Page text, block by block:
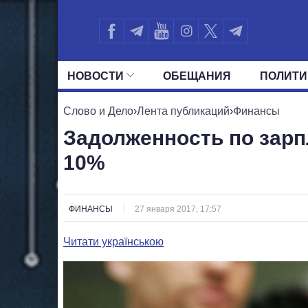
НОВОСТИ ОБЕЩАНИЯ
ВСЕ ПОЛИТИКИ ПРЕЗИДЕНТ И
Слово и Дело›Лента публикаций›Финансы
Задолженность по
10%
ФИНАНСЫ 27 января 2017, 17:57
Читати українською